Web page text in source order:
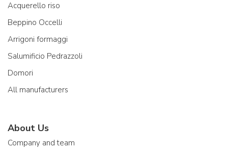
Acquerello riso
Beppino Occelli
Arrigoni formaggi
Salumificio Pedrazzoli
Domori
All manufacturers
About Us
Company and team